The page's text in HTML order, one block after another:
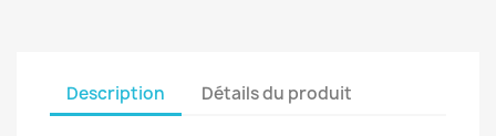
Description Détails du produit